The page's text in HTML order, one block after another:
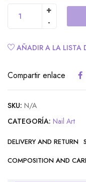
AÑADIR A LA LISTA
Compartir enlace
SKU: N/A
CATEGORÍA: Nail Art
DELIVERY AND RETURN
COMPOSITION AND